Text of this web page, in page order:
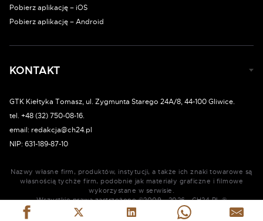
Pobierz aplikację – iOS
Pobierz aplikację – Android
KONTAKT
GTK Kiełtyka Tomasz, ul. Zygmunta Starego 24A/8, 44-100 Gliwice.
tel. +48 (32) 750-08-16.
email: redakcja@ch24.pl
NIP: 631-189-87-10
Nazwy własne firm, produktów, instytucji, a także ich znaki towarowe są
własnością tychże firm, podobnie jak materiały graficzne i filmowe
wykorzystane w serwisie.
Wszystkie prawa zastrzeżone ©2009 - 2026 - CH24.PL ®